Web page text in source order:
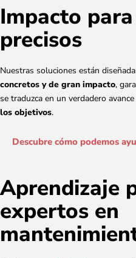
Impacto
precisos
Nuestras soluciones están
concretos y de gran impacto,
se traduzca en un verdadero
los objetivos.
Descubre cómo podemos
Aprendizaje
expertos en